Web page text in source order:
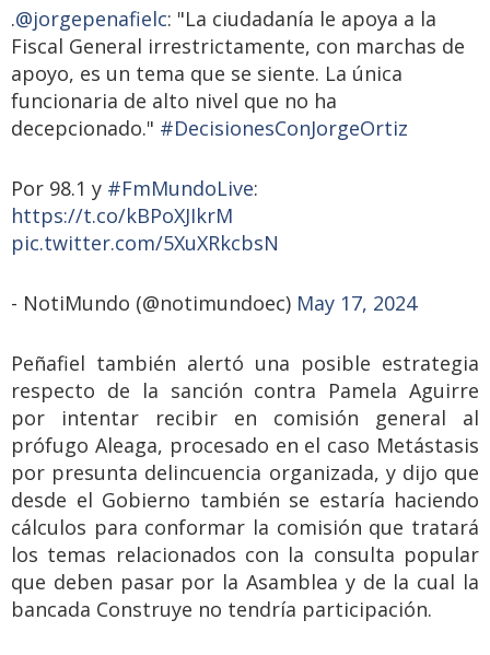
.@jorgepenafielc: "La ciudadanía le apoya a la
Fiscal General irrestrictamente, con marchas de
apoyo, es un tema que se siente. La única
funcionaria de alto nivel que no ha
decepcionado." #DecisionesConJorgeOrtiz
Por 98.1 y #FmMundoLive:
https://t.co/kBPoXJIkrM
pic.twitter.com/5XuXRkcbsN
- NotiMundo (@notimundoec) May 17, 2024
Peñafiel también alertó una posible estrategia
respecto de la sanción contra Pamela Aguirre
por intentar recibir en comisión general al
prófugo Aleaga, procesado en el caso Metástasis
por presunta delincuencia organizada, y dijo que
desde el Gobierno también se estaría haciendo
cálculos para conformar la comisión que tratará
los temas relacionados con la consulta popular
que deben pasar por la Asamblea y de la cual la
bancada Construye no tendría participación.